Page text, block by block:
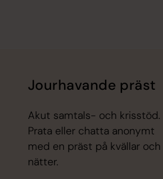
Jourhavande präst
Akut samtals- och krisstöd.
Prata eller chatta anonymt
med en präst på kvällar och
nätter.